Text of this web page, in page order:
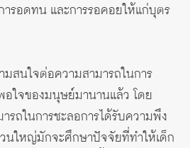
อดทน และการรอคอยให้แก่บุตร
สนใจต่อความสามารถในการ
ใจของมนุษย์มานานแล้ว โดย
รถในการชะลอการได้รับความพึง
นใหญ่มักจะศึกษาปัจจัยที่ทำให้เด็ก